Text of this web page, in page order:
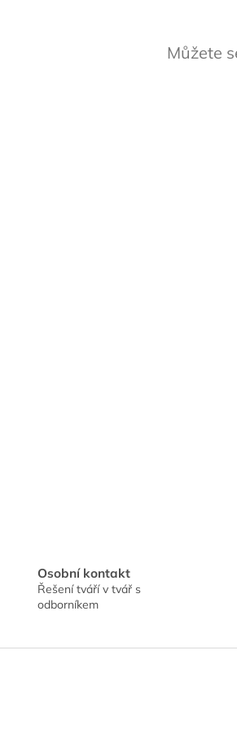
Můžete
Osobní kontakt
Řešení tváří v tvář s
odborníkem